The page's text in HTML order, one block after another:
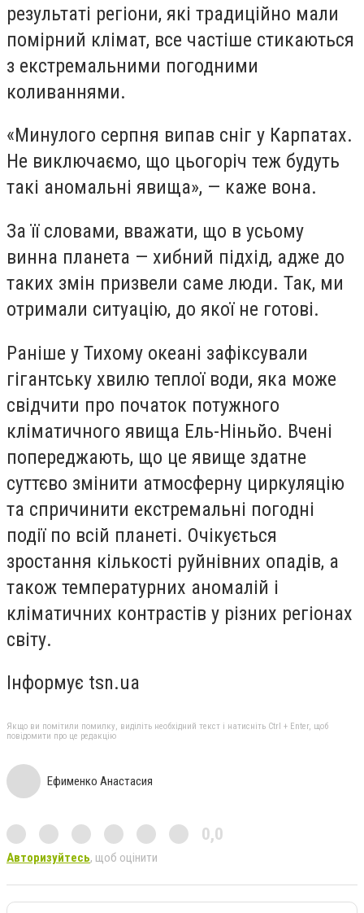
результаті регіони, які традиційно мали
помірний клімат, все частіше стикаються
з екстремальними погодними
коливаннями.
«Минулого серпня випав сніг у Карпатах.
Не виключаємо, що цьогоріч теж будуть
такі аномальні явища», — каже вона.
За її словами, вважати, що в усьому
винна планета — хибний підхід, адже до
таких змін призвели саме люди. Так, ми
отримали ситуацію, до якої не готові.
Раніше у Тихому океані зафіксували
гігантську хвилю теплої води, яка може
свідчити про початок потужного
кліматичного явища Ель-Ніньйо. Вчені
попереджають, що це явище здатне
суттєво змінити атмосферну циркуляцію
та спричинити екстремальні погодні
події по всій планеті. Очікується
зростання кількості руйнівних опадів, а
також температурних аномалій і
кліматичних контрастів у різних регіонах
світу.
Інформує tsn.ua
Якщо ви помітили помилку, виділіть необхідний текст і натисніть Ctrl + Enter, щоб
повідомити про це редакцію
Ефименко Анастасия
0,0
Авторизуйтесь, щоб оцінити